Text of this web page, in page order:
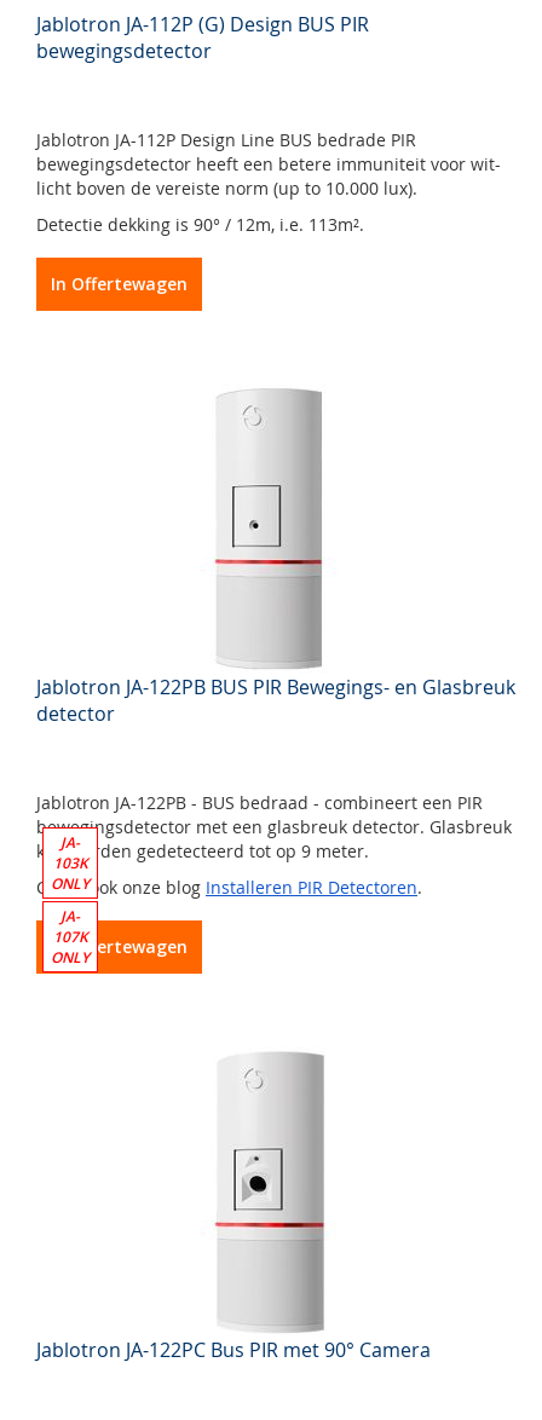
Jablotron JA-112P (G) Design BUS PIR
bewegingsdetector
Jablotron JA-112P Design Line BUS bedrade PIR
bewegingsdetector heeft een betere immuniteit voor wit-
licht boven de vereiste norm (up to 10.000 lux).
Detectie dekking is 90° / 12m, i.e. 113m².
In Offertewagen
Jablotron JA-122PB BUS PIR Bewegings- en Glasbreuk
detector
Jablotron JA-122PB - BUS bedraad - combineert een PIR
bewegingsdetector met een glasbreuk detector. Glasbreuk
kan worden gedetecteerd tot op 9 meter.
Check ook onze blog Installeren PIR Detectoren.
In Offertewagen
JA-
103K
ONLY
JA-
107K
ONLY
Jablotron JA-122PC Bus PIR met 90° Camera